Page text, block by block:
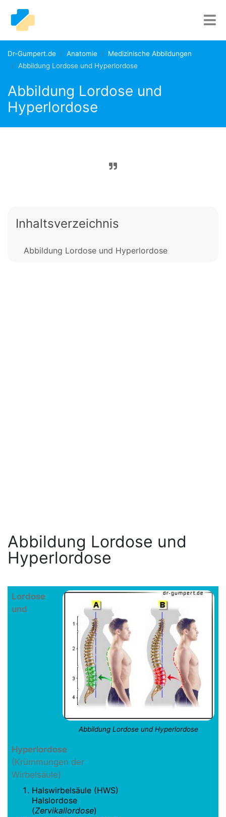
Dr-Gumpert.de Anatomie
Medizinische Abbildungen
Abbildung Lordose und Hyperlordose
Abbildung Lordose und
Hyperlordose
Inhaltsverzeichnis
Abbildung Lordose und Hyperlordose
Abbildung Lordose und
Hyperlordose
Abbildung Lordose und Hyperlordose
Lordose
und
Hyperlordose
(Krümmungen der
Wirbelsäule)
Halswirbelsäule (HWS)
Halslordose
(Zervikallordose)